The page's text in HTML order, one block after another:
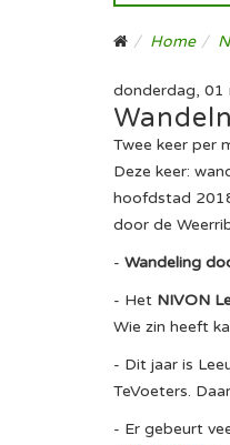
Home
donderdag, 01
Twee keer per
Deze keer:
hoofdstad
door de
- Wandeling
- Het NIVON
Wie zin heeft
- Dit jaar is
TeVoeters.
- Er gebeurt